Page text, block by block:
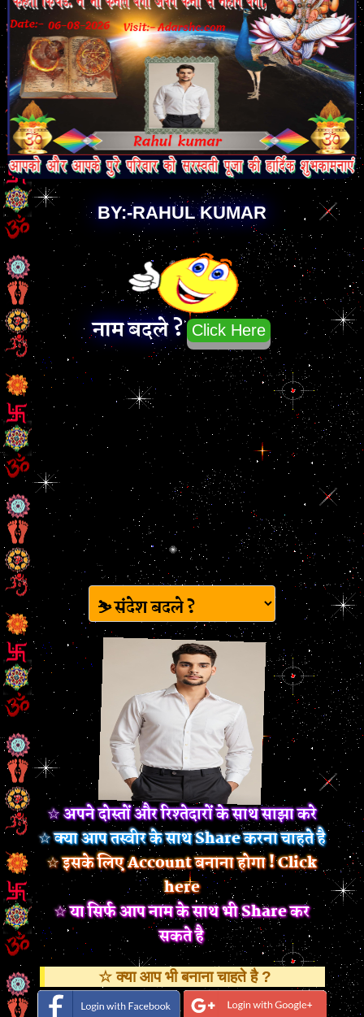
BY:-RAHUL KUMAR
नाम बदले ? Click Here
☆ अपने दोस्तों और रिश्तेदारों के साथ साझा करे
☆ क्या आप तस्वीर के साथ Share करना चाहते है
☆ इसके लिए Account बनाना होगा ! Click
here
☆ या सिर्फ आप नाम के साथ भी Share कर
सकते है
☆ क्या आप भी बनाना चाहते है ?